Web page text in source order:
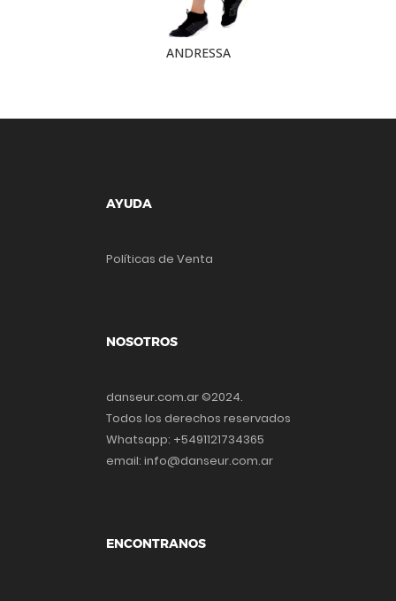
ANDRESSA
AYUDA
Políticas de Venta
NOSOTROS
danseur.com.ar ©2024.
Todos los derechos reservados
Whatsapp: +5491121734365
email: info@danseur.com.ar
ENCONTRANOS